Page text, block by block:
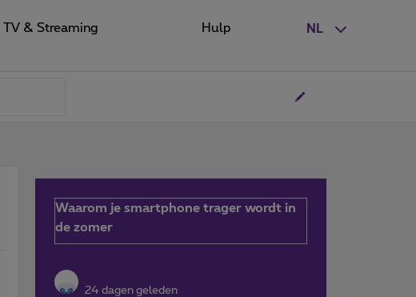
NL
TV & Streaming Hulp
Waarom je smartphone trager wordt in
de zomer
24 dagen geleden